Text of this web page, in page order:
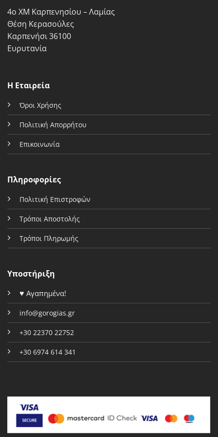
του
προϊόντος
4ο ΧΜ Καρπενησίου – Λαμίας
Θέση Κερασούλες
Καρπενήσι 36100
Ευρυτανία
Η Εταιρεία
Όροι Χρήσης
Πολιτική Απορρήτου
Επικοινωνία
Πληροφορίες
Πολιτική Επιστροφών
Τρόποι Αποστολής
Τρόποι Πληρωμής
Υποστήριξη
♥ Αγαπημένα!
info@gorogias.gr
+30 22370 22752
+30 6974 614 341